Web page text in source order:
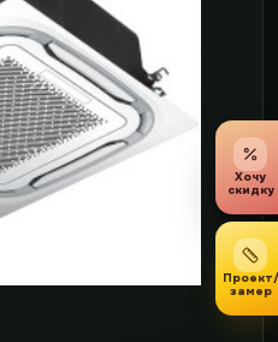
Хочу
скидку
Проект/
замер